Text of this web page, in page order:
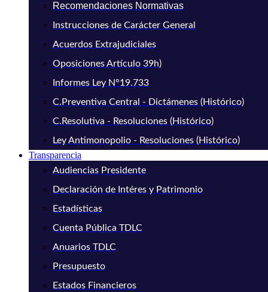
Recomendaciones Normativas
Instrucciones de Carácter General
Acuerdos Extrajudiciales
Oposiciones Artículo 39h)
Informes Ley N°19.733
C.Preventiva Central - Dictámenes (Histórico)
C.Resolutiva - Resoluciones (Histórico)
Ley Antimonopolio - Resoluciones (Histórico)
Transparencia
Audiencias Presidente
Declaración de Intéres y Patrimonio
Estadísticas
Cuenta Pública TDLC
Anuarios TDLC
Presupuesto
Estados Financieros